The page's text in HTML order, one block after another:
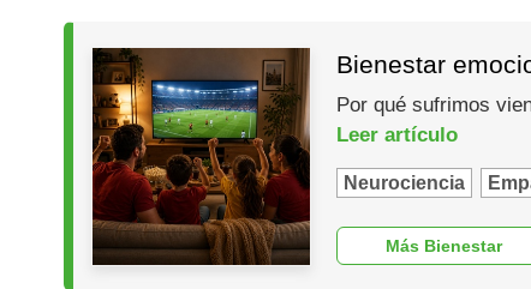
Bienestar
Por qué sufrimos
Leer artículo
Neurociencia
Más Bienestar